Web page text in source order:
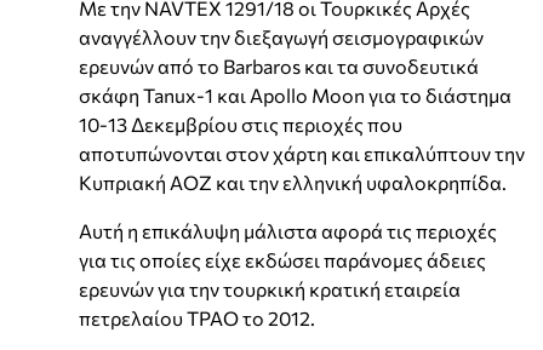
Με την NAVTEX 1291/18 οι Τουρκικές Αρχές
αναγγέλλουν την διεξαγωγή σεισμογραφικών
ερευνών από το Barbaros και τα συνοδευτικά
σκάφη Tanux-1 και Apollo Moon για το διάστημα
10-13 Δεκεμβρίου στις περιοχές που
αποτυπώνονται στον χάρτη και επικαλύπτουν την
Κυπριακή ΑΟΖ και την ελληνική υφαλοκρηπίδα.
Αυτή η επικάλυψη μάλιστα αφορά τις περιοχές
για τις οποίες είχε εκδώσει παράνομες άδειες
ερευνών για την τουρκική κρατική εταιρεία
πετρελαίου ΤΡΑΟ το 2012.